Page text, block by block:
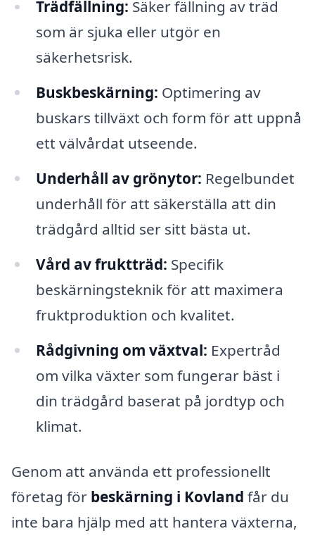
Trädfällning: Säker fällning av träd
som är sjuka eller utgör en
säkerhetsrisk.
Buskbeskärning: Optimering av
buskars tillväxt och form för att uppnå
ett välvårdat utseende.
Underhåll av grönytor: Regelbundet
underhåll för att säkerställa att din
trädgård alltid ser sitt bästa ut.
Vård av fruktträd: Specifik
beskärningsteknik för att maximera
fruktproduktion och kvalitet.
Rådgivning om växtval: Expertråd
om vilka växter som fungerar bäst i
din trädgård baserat på jordtyp och
klimat.
Genom att använda ett professionellt
företag för beskärning i Kovland får du
inte bara hjälp med att hantera växterna,